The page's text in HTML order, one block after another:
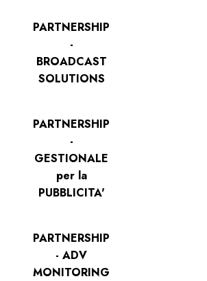
PARTNERSHIP
-
BROADCAST
SOLUTIONS
PARTNERSHIP
-
GESTIONALE
per la
PUBBLICITA'
PARTNERSHIP
- ADV
MONITORING